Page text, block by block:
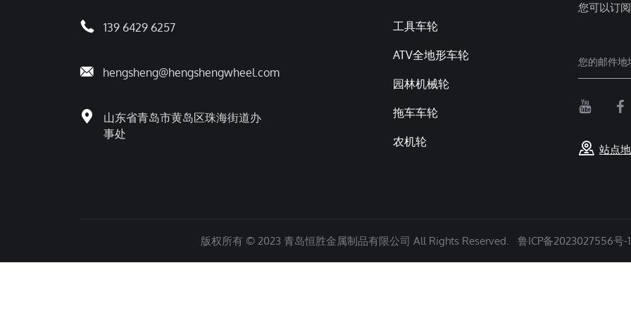
139 6429 6257
hengsheng@hengshengwheel.com
山东省青岛市黄岛区珠海街道办
事处
工具车轮
ATV全地形车轮
园林机械轮
拖车车轮
农机轮
您可以订
站点
版权所有 © 2023 青岛恒胜金属制品有限公司 All Rights Reserved. 鲁ICP备2023027556号-1